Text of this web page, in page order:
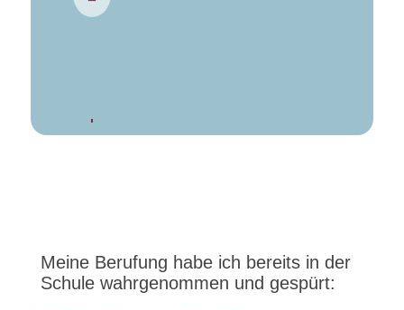
Meine Berufung habe ich bereits in der
Schule wahrgenommen und gespürt: